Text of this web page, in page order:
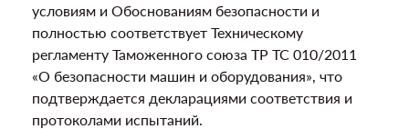
условиям и Обоснованиям безопасности и
полностью соответствует Техническому
регламенту Таможенного союза ТР ТС 010/2011
«О безопасности машин и оборудования», что
подтверждается декларациями соответствия и
протоколами испытаний.